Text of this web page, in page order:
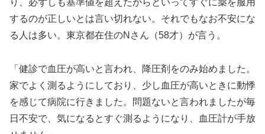
り、必ずしも基準値を超えたからといってすぐに薬を服用
するのが正しいとは言い切れない。それでもなお不安にな
る人は多い。東京都在住のNさん（58才）が言う。
「健診で血圧が高いと言われ、降圧剤をのみ始めました。
家でよく測るようにしており、少し血圧が高いときに動悸
を感じて病院に行きました。問題ないと言われましたが毎
日不安で、気になるとすぐ測るようになり、血圧計が手放